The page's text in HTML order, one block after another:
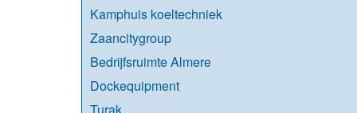
Kamphuis koeltechniek
Zaancitygroup
Bedrijfsruimte Almere
Dockequipment
Turak